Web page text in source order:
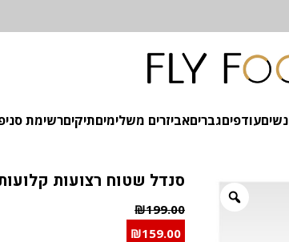
נשיםעודפיםגבריםאביזרים משלימיםתיקיםרשימת
סנדל שטוח רצועות
₪199.00
₪159.00